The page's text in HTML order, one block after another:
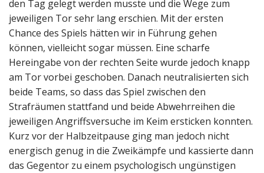
den Tag gelegt werden musste und die Wege zum
jeweiligen Tor sehr lang erschien. Mit der ersten
Chance des Spiels hätten wir in Führung gehen
können, vielleicht sogar müssen. Eine scharfe
Hereingabe von der rechten Seite wurde jedoch knapp
am Tor vorbei geschoben. Danach neutralisierten sich
beide Teams, so dass das Spiel zwischen den
Strafräumen stattfand und beide Abwehrreihen die
jeweiligen Angriffsversuche im Keim ersticken konnten.
Kurz vor der Halbzeitpause ging man jedoch nicht
energisch genug in die Zweikämpfe und kassierte dann
das Gegentor zu einem psychologisch ungünstigen